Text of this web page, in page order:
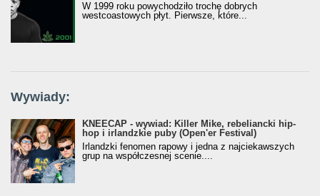
W 1999 roku powychodziło trochę dobrych
westcoastowych płyt. Pierwsze, które...
Wywiady:
KNEECAP - wywiad: Killer Mike, rebeliancki hip-
hop i irlandzkie puby (Open'er Festival)
Irlandzki fenomen rapowy i jedna z najciekawszych
grup na współczesnej scenie....